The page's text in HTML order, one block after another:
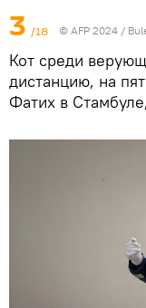
3 /18 © AFP 2024 /
Кот среди
дистанцию, на
Фатих в